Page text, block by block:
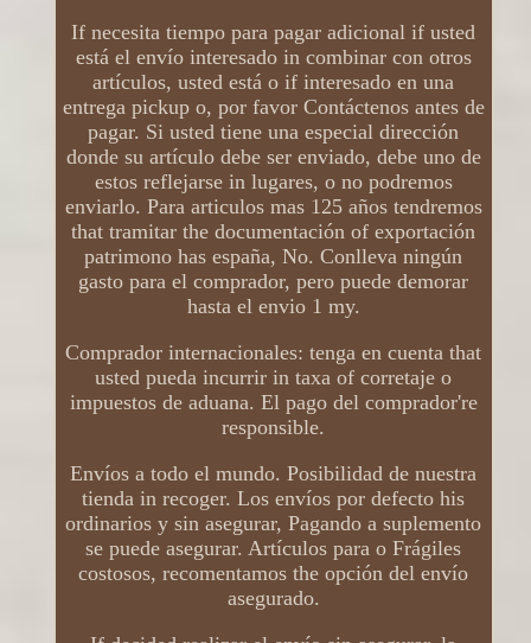
If necesita tiempo para pagar adicional if usted
está el envío interesado in combinar con otros
artículos, usted está o if interesado en una
entrega pickup o, por favor Contáctenos antes de
pagar. Si usted tiene una especial dirección
donde su artículo debe ser enviado, debe uno de
estos reflejarse in lugares, o no podremos
enviarlo. Para articulos mas 125 años tendremos
that tramitar the documentación of exportación
patrimono has españa, No. Conlleva ningún
gasto para el comprador, pero puede demorar
hasta el envio 1 my.
Comprador internacionales: tenga en cuenta that
usted pueda incurrir in taxa of corretaje o
impuestos de aduana. El pago del comprador're
responsible.
Envíos a todo el mundo. Posibilidad de nuestra
tienda in recoger. Los envíos por defecto his
ordinarios y sin asegurar, Pagando a suplemento
se puede asegurar. Artículos para o Frágiles
costosos, recomentamos the opción del envío
asegurado.